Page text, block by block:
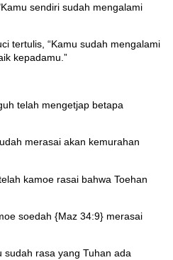
sendiri sudah mengalami
tertulis, “Kamu sudah mengalami
kepadamu.”
telah mengetjap betapa
merasai akan kemurahan
kamoe rasai bahwa Toehan
soedah {Maz 34:9} merasai
sudah rasa yang Tuhan ada